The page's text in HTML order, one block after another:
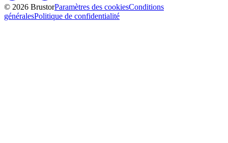
© 2026 BrustorParamètres des cookiesConditions
généralesPolitique de confidentialité